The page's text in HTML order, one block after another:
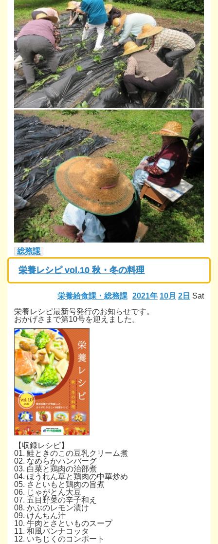
総務課
栄養レシピ vol.10 秋・冬の料理
2021年 10月 2日 Sat
栄養給食課・総務課
栄養レシピ最新号発行のお知らせです。
おかげさまで第10号を迎えました。
【収録レシピ】
01. 鮭ときのこの豆乳クリーム煮
02. なめらかハンバーグ
03. 白菜と鶏肉の治部煮
04. ほうれん草と鶏肉の中華炒め
05. さといもと鶏肉の旨煮
06. じゃがとん大豆
07. 五目野菜の辛子和え
08. かぶのレモン漬け
09. けんちん汁
10. 牛肉とさといものスープ
11. 和風パンナコッタ
12. いちじくのコンポート